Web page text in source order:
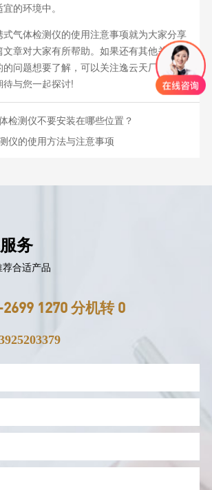
的环境中。
气体检测仪的使用注意事项就为大家分享
章对大家有所帮助。如果还有其他关于便
的问题想要了解，可以关注逸云天厂家或给
与您一起探讨!
检测仪不要安装在哪些位置？
仪的使用方法与注意事项
务
合适产品
1270 分机转 0